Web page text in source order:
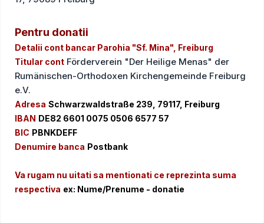
Pentru donatii
Detalii cont bancar Parohia "Sf. Mina", Freiburg
Titular cont Förderverein "Der Heilige Menas" der
Rumänischen-Orthodoxen Kirchengemeinde Freiburg
e.V.
Adresa Schwarzwaldstraße 239, 79117, Freiburg
IBAN DE82 6601 0075 0506 6577 57
BIC PBNKDEFF
Denumire banca Postbank
Va rugam nu uitati sa mentionati ce reprezinta suma
respectiva ex: Nume/Prenume - donatie